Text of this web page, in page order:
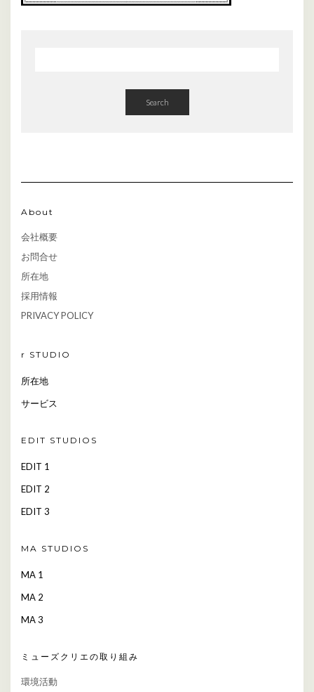
Search
About
会社概要
お問合せ
所在地
採用情報
PRIVACY POLICY
r STUDIO
所在地
サービス
EDIT STUDIOS
EDIT 1
EDIT 2
EDIT 3
MA STUDIOS
MA 1
MA 2
MA 3
ミューズクリエの取り組み
環境活動